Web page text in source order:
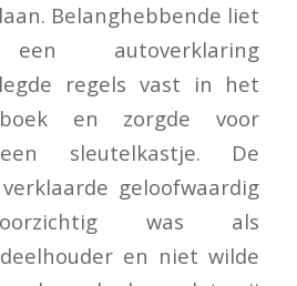
Belanghebbende liet
een autoverklaring
regels vast in het
en zorgde voor
sleutelkastje. De
geloofwaardig
was als
en niet wilde